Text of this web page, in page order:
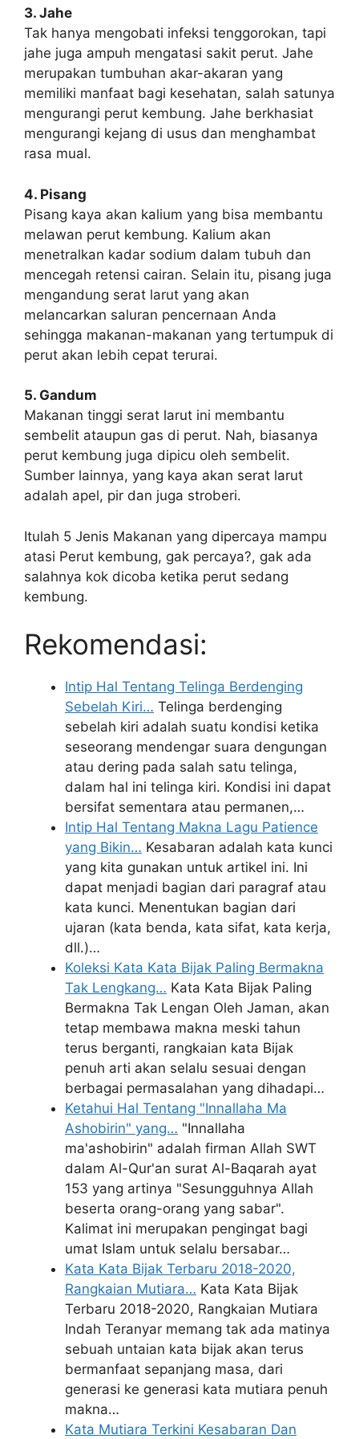
3. Jahe
Tak hanya mengobati infeksi tenggorokan, tapi
jahe juga ampuh mengatasi sakit perut. Jahe
merupakan tumbuhan akar-akaran yang
memiliki manfaat bagi kesehatan, salah satunya
mengurangi perut kembung. Jahe berkhasiat
mengurangi kejang di usus dan menghambat
rasa mual.
4. Pisang
Pisang kaya akan kalium yang bisa membantu
melawan perut kembung. Kalium akan
menetralkan kadar sodium dalam tubuh dan
mencegah retensi cairan. Selain itu, pisang juga
mengandung serat larut yang akan
melancarkan saluran pencernaan Anda
sehingga makanan-makanan yang tertumpuk di
perut akan lebih cepat terurai.
5. Gandum
Makanan tinggi serat larut ini membantu
sembelit ataupun gas di perut. Nah, biasanya
perut kembung juga dipicu oleh sembelit.
Sumber lainnya, yang kaya akan serat larut
adalah apel, pir dan juga stroberi.
Itulah 5 Jenis Makanan yang dipercaya mampu
atasi Perut kembung, gak percaya?, gak ada
salahnya kok dicoba ketika perut sedang
kembung.
Rekomendasi:
Intip Hal Tentang Telinga Berdenging
Sebelah Kiri… Telinga berdenging
sebelah kiri adalah suatu kondisi ketika
seseorang mendengar suara dengungan
atau dering pada salah satu telinga,
dalam hal ini telinga kiri. Kondisi ini dapat
bersifat sementara atau permanen,…
Intip Hal Tentang Makna Lagu Patience
yang Bikin… Kesabaran adalah kata kunci
yang kita gunakan untuk artikel ini. Ini
dapat menjadi bagian dari paragraf atau
kata kunci. Menentukan bagian dari
ujaran (kata benda, kata sifat, kata kerja,
dll.)…
Koleksi Kata Kata Bijak Paling Bermakna
Tak Lengkang… Kata Kata Bijak Paling
Bermakna Tak Lengan Oleh Jaman, akan
tetap membawa makna meski tahun
terus berganti, rangkaian kata Bijak
penuh arti akan selalu sesuai dengan
berbagai permasalahan yang dihadapi…
Ketahui Hal Tentang "Innallaha Ma
Ashobirin" yang… "Innallaha
ma'ashobirin" adalah firman Allah SWT
dalam Al-Qur'an surat Al-Baqarah ayat
153 yang artinya "Sesungguhnya Allah
beserta orang-orang yang sabar".
Kalimat ini merupakan pengingat bagi
umat Islam untuk selalu bersabar…
Kata Kata Bijak Terbaru 2018-2020,
Rangkaian Mutiara… Kata Kata Bijak
Terbaru 2018-2020, Rangkaian Mutiara
Indah Teranyar memang tak ada matinya
sebuah untaian kata bijak akan terus
bermanfaat sepanjang masa, dari
generasi ke generasi kata mutiara penuh
makna…
Kata Mutiara Terkini Kesabaran Dan